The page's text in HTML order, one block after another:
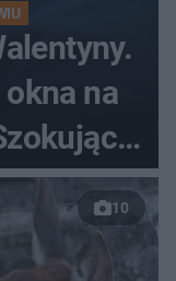
okna na
sieci
10